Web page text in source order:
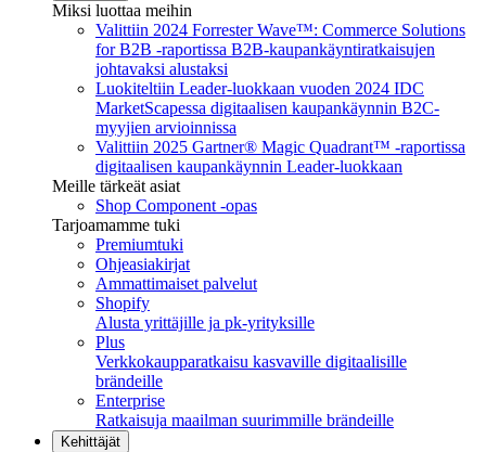
Miksi luottaa meihin
Valittiin 2024 Forrester Wave™: Commerce Solutions
for B2B -raportissa B2B-kaupankäyntiratkaisujen
johtavaksi alustaksi
Luokiteltiin Leader-luokkaan vuoden 2024 IDC
MarketScapessa digitaalisen kaupankäynnin B2C-
myyjien arvioinnissa
Valittiin 2025 Gartner® Magic Quadrant™ ‑raportissa
digitaalisen kaupankäynnin Leader-luokkaan
Meille tärkeät asiat
Shop Component -opas
Tarjoamamme tuki
Premiumtuki
Ohjeasiakirjat
Ammattimaiset palvelut
Shopify
Alusta yrittäjille ja pk-yrityksille
Plus
Verkkokaupparatkaisu kasvaville digitaalisille
brändeille
Enterprise
Ratkaisuja maailman suurimmille brändeille
Kehittäjät